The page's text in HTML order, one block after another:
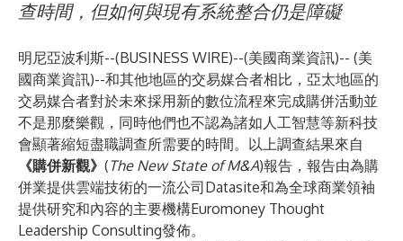
查時間，但如何與現有系統整合仍是障礙
明尼亞波利斯--(BUSINESS WIRE)--(美國商業資訊)-- (美
國商業資訊)--和其他地區的交易媒合者相比，亞太地區的
交易媒合者對於未來採用新的數位流程來完成購併活動並
不是那麼樂觀，同時他們也不認為諸如人工智慧等新科技
會顯著縮短盡職調查所需要的時間。以上調查結果來自
《購併新觀》 (The New State of M&A)報告 ，報告由為購
併業提供雲端技術的一流公司Datasite和為全球商業領袖
提供研究和內容的主要機構Euromoney Thought
Leadership Consulting發佈。